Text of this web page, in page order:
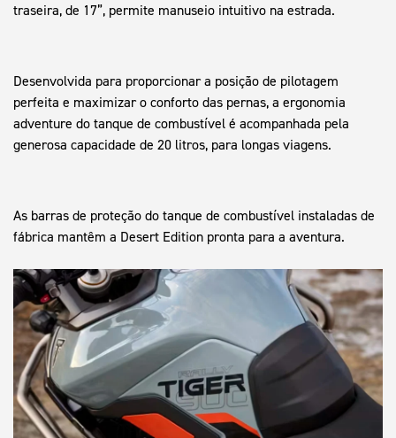
traseira, de 17”, permite manuseio intuitivo na estrada.
Desenvolvida para proporcionar a posição de pilotagem
perfeita e maximizar o conforto das pernas, a ergonomia
adventure do tanque de combustível é acompanhada pela
generosa capacidade de 20 litros, para longas viagens.
As barras de proteção do tanque de combustível instaladas de
fábrica mantêm a Desert Edition pronta para a aventura.